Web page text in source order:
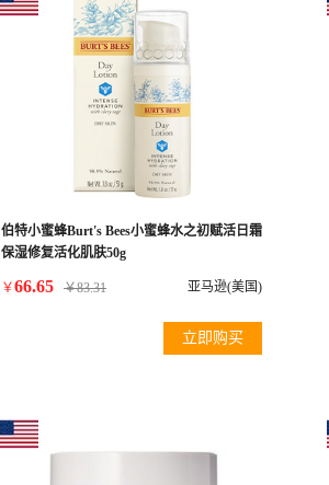
伯特小蜜蜂Burt's Bees小蜜蜂水之初赋活日霜
保湿修复活化肌肤50g
￥66.65 ￥83.31 亚马逊(美国)
立即购买